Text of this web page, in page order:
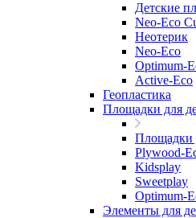
Детские
Neo-Eco
Неотерик
Neo-Eco
Оptimum-
Active-Eco
Геопластика
Площадки для
Площадки
Plywood-
Kidsplay
Sweetplay
Оptimum-
Элементы для